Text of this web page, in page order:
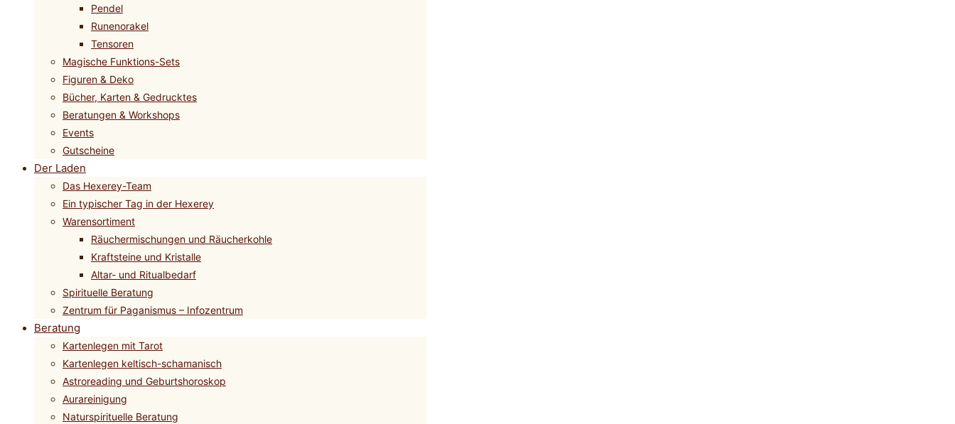
Pendel
Runenorakel
Tensoren
Magische Funktions-Sets
Figuren & Deko
Bücher, Karten & Gedrucktes
Beratungen & Workshops
Events
Gutscheine
Der Laden
Das Hexerey-Team
Ein typischer Tag in der Hexerey
Warensortiment
Räuchermischungen und Räucherkohle
Kraftsteine und Kristalle
Altar- und Ritualbedarf
Spirituelle Beratung
Zentrum für Paganismus – Infozentrum
Beratung
Kartenlegen mit Tarot
Kartenlegen keltisch-schamanisch
Astroreading und Geburtshoroskop
Aurareinigung
Naturspirituelle Beratung